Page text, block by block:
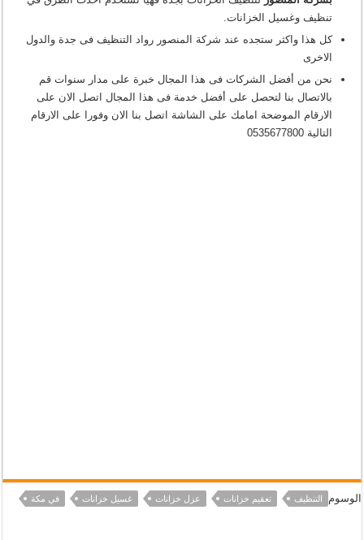
تنظيف وغسيل الخزانات.
كل هذا واكثر ستجده عند شركة المنصور رواد التنظيف فى جدة والدول
الاخرى
نحن من أفضل الشركات فى هذا المجال خبرة على مدار سنوات قم
بالاتصال بنا لتحصل على أفضل خدمة فى هذا المجال اتصل الان على
الارقام الموضحة امامك على الشاشة اتصل بنا الان وفورا على الارقام
التالية 0535677800
الوسوم التنظيف تعقيم خزانات عزل خزانات غسيل خزانات في مكة